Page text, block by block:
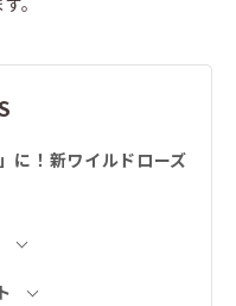
に！新ワイルドローズ